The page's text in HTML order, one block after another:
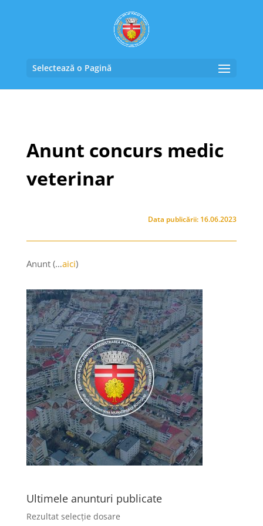
Selectează o Pagină
Anunt concurs medic
veterinar
Data publicării: 16.06.2023
Anunt (…aici)
Ultimele anunturi publicate
Rezultat selecție dosare